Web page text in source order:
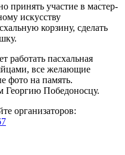
принять участие в мастер-
искусству
корзину, сделать
работать пасхальная
все желающие
фото на память.
Георгию Победоносцу.
организаторов: